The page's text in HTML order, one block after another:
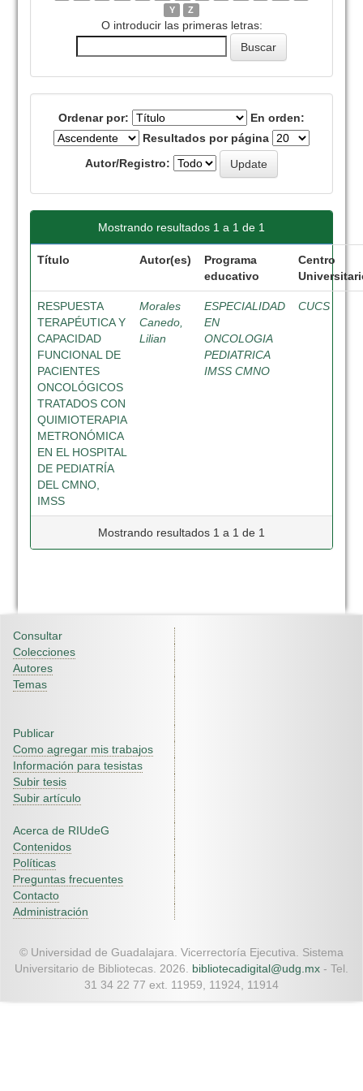
Y
Z
O introducir las primeras letras:
Ordenar por:
En orden:
Resultados por página
Autor/Registro:
Mostrando resultados 1 a 1 de 1
Título Autor(es)
Programa
educativo
Centro
RESPUESTA
TERAPÉUTICA Y
CAPACIDAD
FUNCIONAL DE
PACIENTES
ONCOLÓGICOS
TRATADOS CON
QUIMIOTERAPIA
METRONÓMICA
EN EL HOSPITAL
DE PEDIATRÍA
DEL CMNO,
IMSS
Morales
Canedo,
Lilian
ESPECIALIDAD
EN
ONCOLOGIA
PEDIATRICA
IMSS CMNO
CUCS
Mostrando resultados 1 a 1 de 1
Consultar
Colecciones
Autores
Temas
Publicar
Como agregar mis trabajos
Información para tesistas
Subir tesis
Subir artículo
Acerca de RIUdeG
Contenidos
Políticas
Preguntas frecuentes
Contacto
Administración
© Universidad de Guadalajara. Vicerrectoría Ejecutiva. Sistema
Universitario de Bibliotecas. 2026. bibliotecadigital@udg.mx - Tel.
31 34 22 77 ext. 11959, 11924, 11914